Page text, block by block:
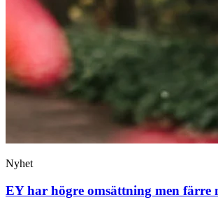
Nyhet
EY har högre omsättning men färre